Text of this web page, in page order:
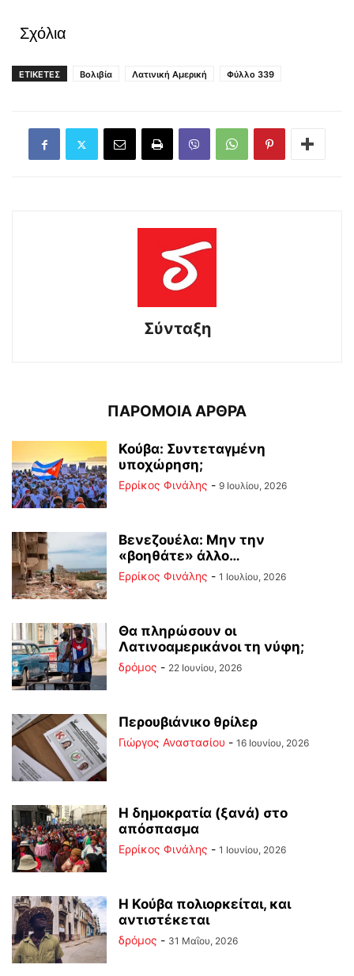
Σχόλια
ΕΤΙΚΕΤΕΣ Βολιβία Λατινική Αμερική Φύλλο 339
Σύνταξη
ΠΑΡΟΜΟΙΑ ΑΡΘΡΑ
Κούβα: Συντεταγμένη
υποχώρηση;
Ερρίκος Φινάλης - 9 Ιουλίου, 2026
Βενεζουέλα: Μην την
«βοηθάτε» άλλο…
Ερρίκος Φινάλης - 1 Ιουλίου, 2026
Θα πληρώσουν οι
Λατινοαμερικάνοι τη νύφη;
δρόμος - 22 Ιουνίου, 2026
Περουβιάνικο θρίλερ
Γιώργος Αναστασίου - 16 Ιουνίου, 2026
Η δημοκρατία (ξανά) στο
απόσπασμα
Ερρίκος Φινάλης - 1 Ιουνίου, 2026
Η Κούβα πολιορκείται, και
αντιστέκεται
δρόμος - 31 Μαΐου, 2026